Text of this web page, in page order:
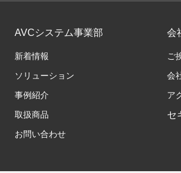
AVCシステム事業部
新着情報
ソリューション
事例紹介
取扱商品
お問い合わせ
会
ご
会
ア
セ